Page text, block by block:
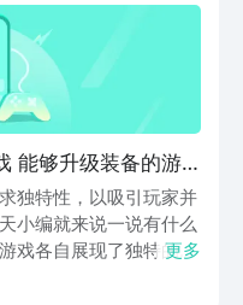
能够升级装备的游
独特性，以吸引玩家并
小编就来说一说有什么
戏各自展现了独特的世
家带来了乐趣和挑战。
更多